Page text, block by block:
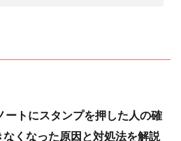
ートにスタンプを押した人の確
なくなった原因と対処法を解説